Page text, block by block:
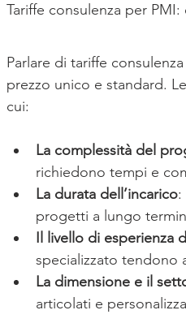
Tariffe consulenza per
Parlare di tariffe
prezzo unico e standard.
cui:
La complessità del
richiedono tempi e
La durata dell’incarico:
progetti a lungo
Il livello di esperienza
specializzato tendono
La dimensione e il
articolati e